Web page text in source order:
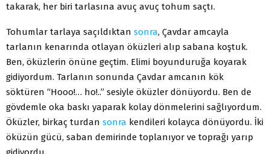
takarak, her biri tarlasına avuç avuç tohum saçtı.
Tohumlar tarlaya saçıldıktan sonra, Çavdar amcayla
tarlanın kenarında otlayan öküzleri alıp sabana koştuk.
Ben, öküzlerin önüne geçtim. Elimi boyunduruğa koyarak
gidiyordum. Tarlanın sonunda Çavdar amcanın kök
söktüren “Hooo!… ho!..” sesiyle öküzler dönüyordu. Ben de
gövdemle oka baskı yaparak kolay dönmelerini sağlıyordum.
Öküzler, birkaç turdan sonra kendileri kolayca dönüyordu. İki
öküzün gücü, saban demirinde toplanıyor ve toprağı yarıp